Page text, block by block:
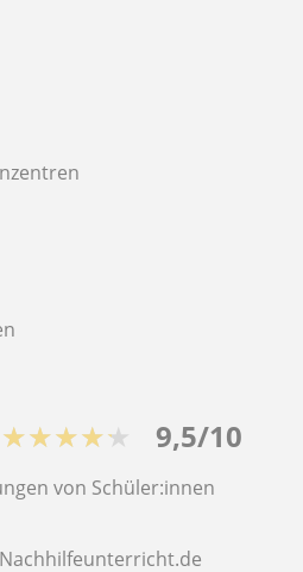
★★★★★ 9,5/10
von Schüler:innen